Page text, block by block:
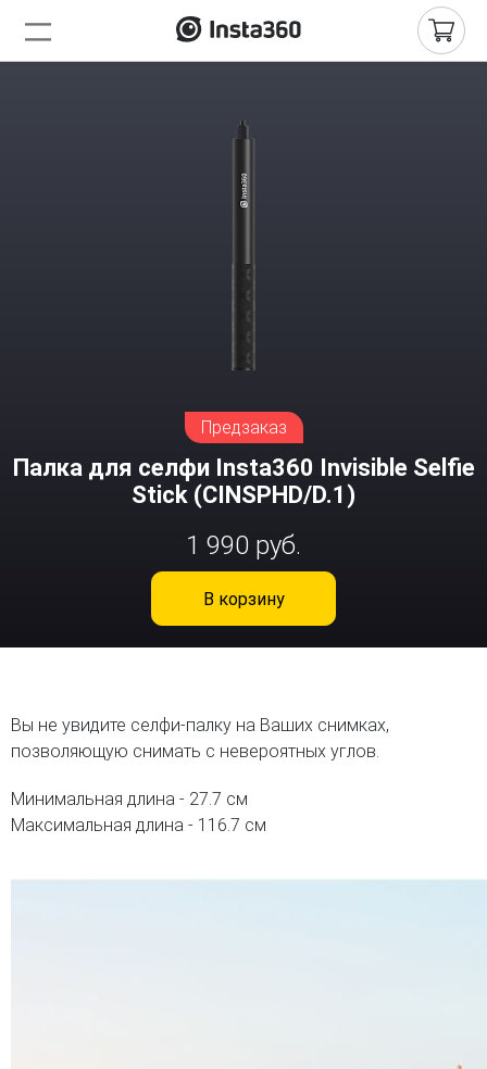
Предзаказ
Палка для селфи Insta360 Invisible Selfie
Stick (CINSPHD/D.1)
1 990 руб.
В корзину
Вы не увидите селфи-палку на Ваших снимках,
позволяющую снимать с невероятных углов.
Минимальная длина - 27.7 см
Максимальная длина - 116.7 см